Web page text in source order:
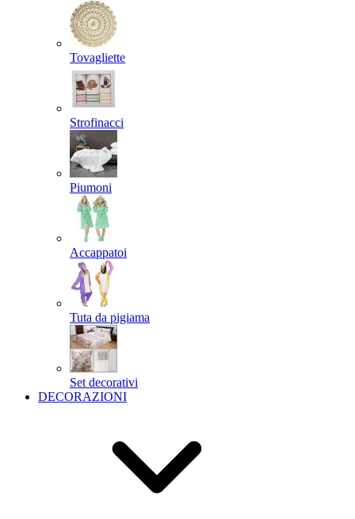
Tovagliette
Strofinacci
Piumoni
Accappatoi
Tuta da pigiama
Set decorativi
DECORAZIONI